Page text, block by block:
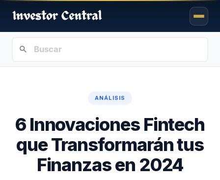
ANÁLISIS
6 Innovaciones Fintech
que Transformarán tus
Finanzas en 2024